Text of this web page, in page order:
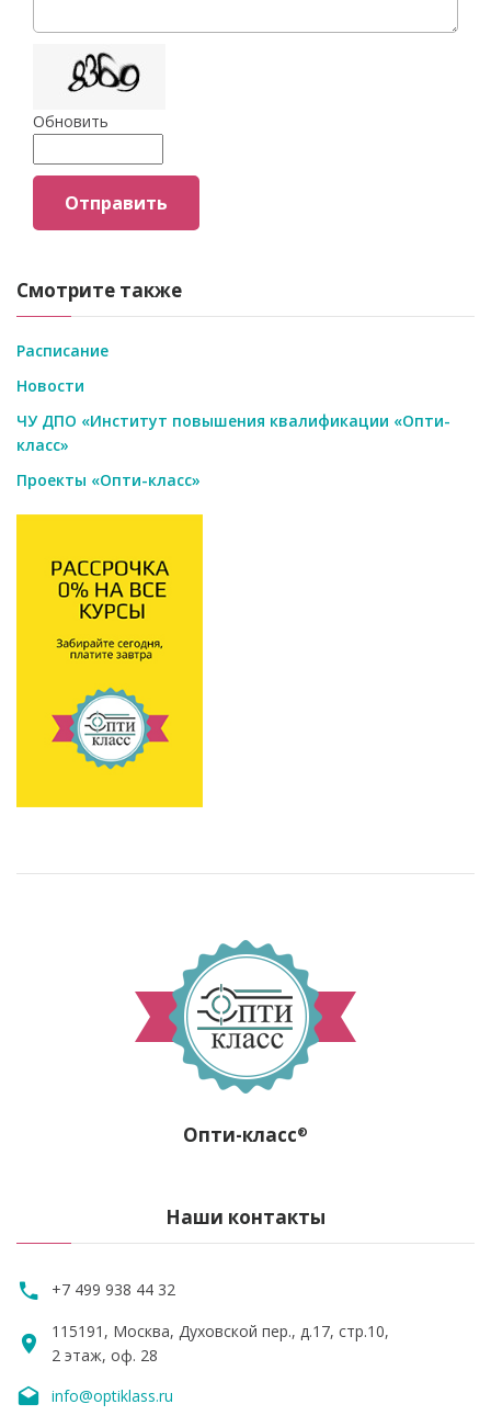
Обновить
Отправить
Смотрите также
Расписание
Новости
ЧУ ДПО «Институт повышения квалификации «Опти-
класс»
Проекты «Опти-класс»
Опти-класс®
Наши контакты
+7 499 938 44 32
115191, Москва, Духовской пер., д.17, стр.10,
2 этаж, оф. 28
info@optiklass.ru